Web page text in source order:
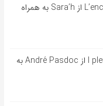
آهنگ فرانسوی L’encre de tes yeux از Sara’h به همراه
آهنگ فرانسوی l pleut sur la route از André Pasdoc به